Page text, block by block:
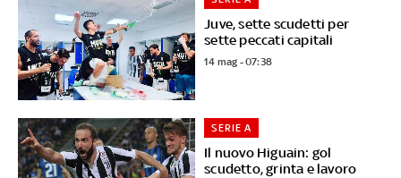
Juve, sette scudetti per
sette peccati capitali
14 mag - 07:38
Il nuovo Higuain: gol
scudetto, grinta e lavoro
SERIE A